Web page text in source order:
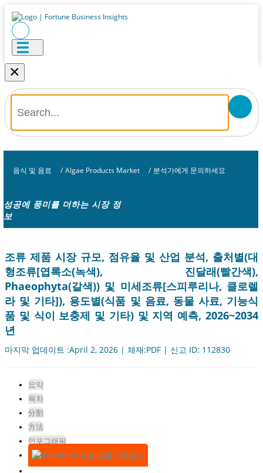
×
음식 및 음료 / Algae Products Market / 분석가에게 문의하세요
성공에 풍미를 더하는 시장 정
보
조류 제품 시장 규모, 점유율 및 산업 분석, 출처별(대
형조류[엽록소(녹색), 진달래(빨간색),
Phaeophyta(갈색)) 및 미세조류[스피루리나, 클로렐
라 및 기타]), 용도별(식품 및 음료, 동물 사료, 기능식
품 및 식이 보충제 및 기타) 및 지역 예측, 2026~2034
년
마지막 업데이트 :April 2, 2026 | 체재:PDF | 신고 ID: 112830
요약
목차
分割
方法
인포그래픽
무료 샘플 다운로드